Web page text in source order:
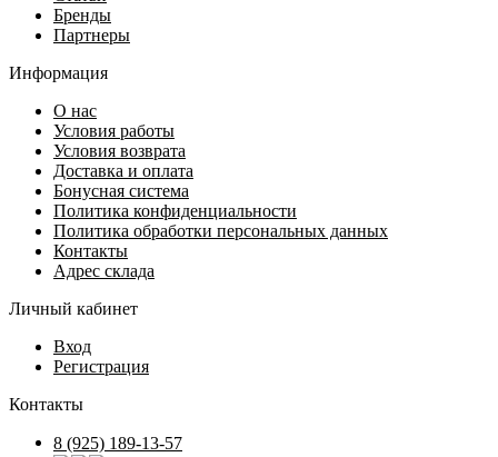
Бренды
Партнеры
Информация
О нас
Условия работы
Условия возврата
Доставка и оплата
Бонусная система
Политика конфиденциальности
Политика обработки персональных данных
Контакты
Адрес склада
Личный кабинет
Вход
Регистрация
Контакты
8 (925) 189-13-57